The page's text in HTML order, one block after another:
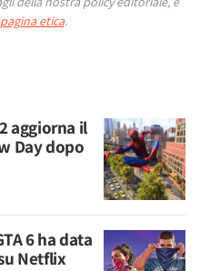
pagina etica.
aggiorna il
Day dopo
6 ha data
Netflix